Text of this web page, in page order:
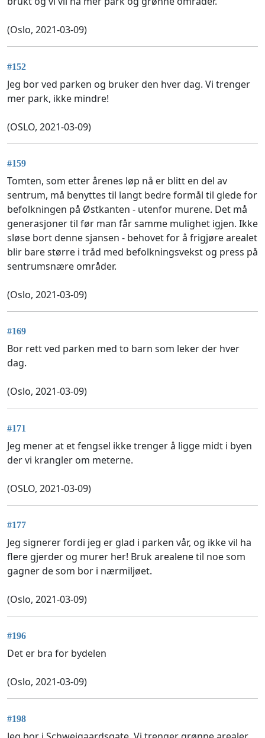
(Oslo, 2021-03-09)
#152
Jeg bor ved parken og bruker den hver dag. Vi trenger
mer park, ikke mindre!
(OSLO, 2021-03-09)
#159
Tomten, som etter årenes løp nå er blitt en del av
sentrum, må benyttes til langt bedre formål til glede for
befolkningen på Østkanten - utenfor murene. Det må
generasjoner til før man får samme mulighet igjen. Ikke
sløse bort denne sjansen - behovet for å frigjøre arealet
blir bare større i tråd med befolkningsvekst og press på
sentrumsnære områder.
(Oslo, 2021-03-09)
#169
Bor rett ved parken med to barn som leker der hver
dag.
(Oslo, 2021-03-09)
#171
Jeg mener at et fengsel ikke trenger å ligge midt i byen
der vi krangler om meterne.
(OSLO, 2021-03-09)
#177
Jeg signerer fordi jeg er glad i parken vår, og ikke vil ha
flere gjerder og murer her! Bruk arealene til noe som
gagner de som bor i nærmiljøet.
(Oslo, 2021-03-09)
#196
Det er bra for bydelen
(Oslo, 2021-03-09)
#198